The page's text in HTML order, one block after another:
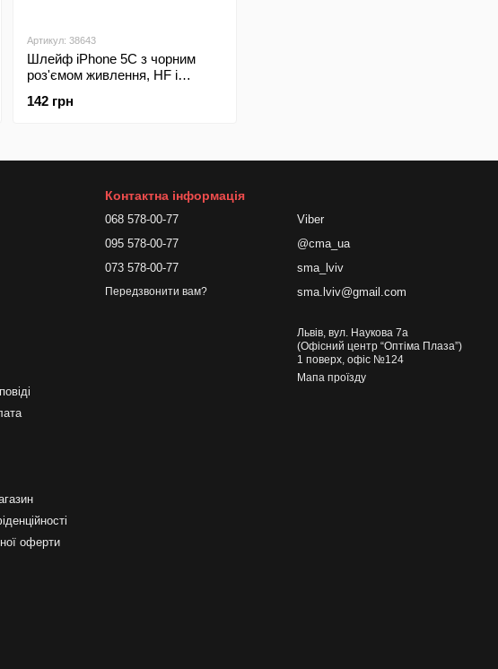
Артикул: 38643
Шлейф iPhone 5C з чорним
роз'ємом живлення, HF і
142 грн
оферти
Контактна інформація
068 578-00-77
095 578-00-77
073 578-00-77
Передзвонити вам?
Viber
@cma_ua
sma_lviv
sma.lviv@gmail.com
Львів, вул. Наукова 7а
(Офісний центр “Оптіма Плаза”)
1 поверх, офіс №124
Мапа проїзду